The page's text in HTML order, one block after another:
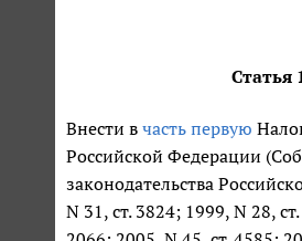
Статья
Внести в часть первую
Российской Федерации
законодательства
N 31, ст. 3824; 1999, N 28,